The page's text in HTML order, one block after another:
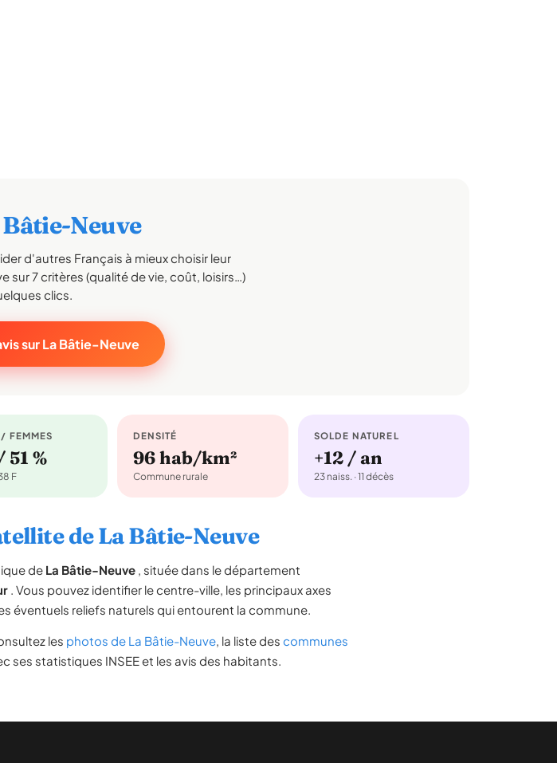
Neuve
d'autres Français à mieux choisir leur
sur 7 critères (qualité de vie, coût, loisirs…)
clics.
sur La Bâtie-Neuve
FEMMES
51 %
F
DENSITÉ
96 hab/km²
Commune rurale
SOLDE NATUREL
+12 / an
23 naiss. · 11 décès
de La Bâtie-Neuve
de La Bâtie-Neuve , située dans le département
. Vous pouvez identifier le centre-ville, les principaux axes
éventuels reliefs naturels qui entourent la commune.
les photos de La Bâtie-Neuve, la liste des communes
ses statistiques INSEE et les avis des habitants.